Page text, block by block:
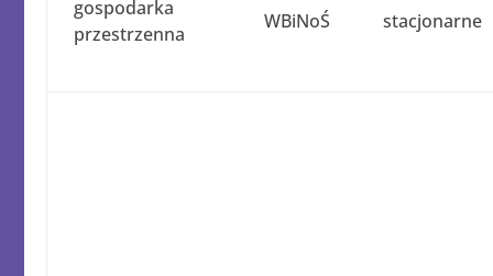
gospodarka
przestrzenna
WBiNoŚ stacjonarne